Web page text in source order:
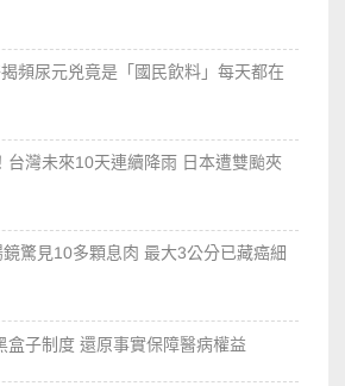
頻尿元兇竟是「國民飲料」每天都在
台灣未來10天連續降雨 日本遭雙颱夾
驚見10多顆息肉 最大3公分已藏癌細
盒子制度 還原事實保障醫病權益